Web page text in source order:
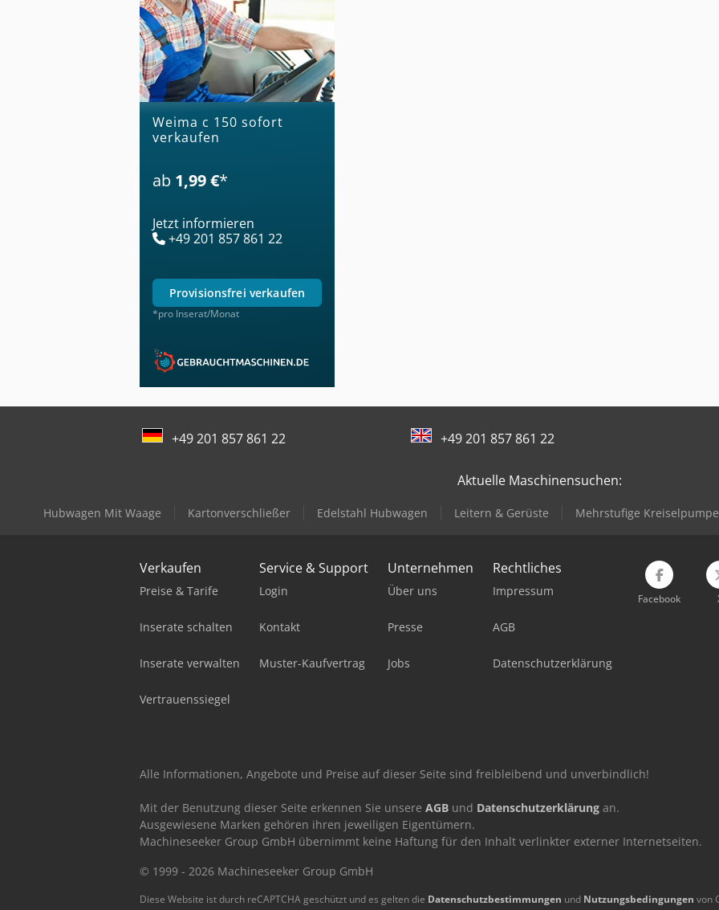
weima c 150 sofort
verkaufen
ab 1,99 €*
Jetzt informieren
+49 201 857 861 22
provisionsfrei verkaufen
*pro Inserat/Monat
+49 201 857 861 22 +49 201 857 861 22
Aktuelle Maschinensuchen:
Hubwagen Mit Waage Kartonverschließer Edelstahl Hubwagen Leitern & Gerüste Mehrstufige Kreiselpumpe
Verkaufen
Preise & Tarife
Inserate schalten
Inserate verwalten
Vertrauenssiegel
Service & Support
Login
Kontakt
Muster-Kaufvertrag
Unternehmen
Über uns
Presse
Jobs
Rechtliches
Impressum
AGB
Datenschutzerklärung
Facebook
Alle Informationen, Angebote und Preise auf dieser Seite sind freibleibend und unverbindlich!
Mit der Benutzung dieser Seite erkennen Sie unsere AGB und Datenschutzerklärung an.
Ausgewiesene Marken gehören ihren jeweiligen Eigentümern.
Machineseeker Group GmbH übernimmt keine Haftung für den Inhalt verlinkter externer Internetseiten.
© 1999 - 2026 Machineseeker Group GmbH
Diese Website ist durch reCAPTCHA geschützt und es gelten die Datenschutzbestimmungen und Nutzungsbedingungen von